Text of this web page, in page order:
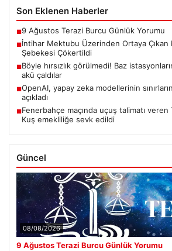
Son Eklenen Haberler
■9 Ağustos Terazi Burcu Günlük Yorumu
■İntihar Mektubu Üzerinden Ortaya Çıkan
Şebekesi Çökertildi
■Böyle hırsızlık görülmedi! Baz
akü çaldılar
■OpenAI, yapay zeka modellerinin sınırların
açıkladı
■Fenerbahçe maçında uçuş talimatı
Kuş emekliliğe sevk edildi
Güncel
08/08/2026
9 Ağustos Terazi Burcu Günlük Yorumu